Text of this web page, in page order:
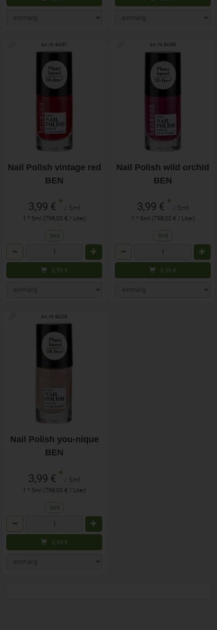
Art.-Nr. 84097
Nail Polish vintage red
BEN
3,99 € * / 5ml
1 * 5ml (798,00 € / Liter)
5ml
3,99 €
Art.-Nr. 84086
Nail Polish wild orchid
BEN
3,99 € * / 5ml
1 * 5ml (798,00 € / Liter)
5ml
3,99 €
Art.-Nr. 84208
Nail Polish you-nique
BEN
3,99 € * / 5ml
1 * 5ml (798,00 € / Liter)
5ml
3,99 €